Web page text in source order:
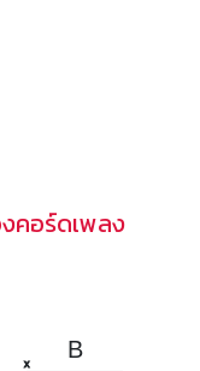
คอร์ดเพลง
B
x